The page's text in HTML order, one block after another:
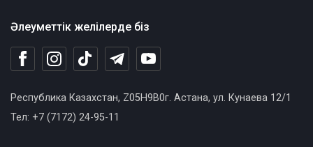
Әлеуметтік желілерде біз
Республика Казахстан, Z05H9B0г. Астана, ул. Кунаева 12/1
Тел: +7 (7172) 24-95-11